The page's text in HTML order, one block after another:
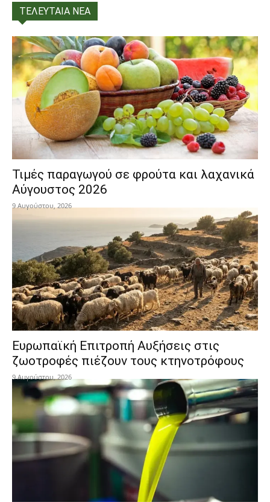
ΤΕΛΕΥΤΑΙΑ ΝΕΑ
Τιμές παραγωγού σε φρούτα και λαχανικά
Αύγουστος 2026
9 Αυγούστου, 2026
Ευρωπαϊκή Επιτροπή Αυξήσεις στις
ζωοτροφές πιέζουν τους κτηνοτρόφους
9 Αυγούστου, 2026